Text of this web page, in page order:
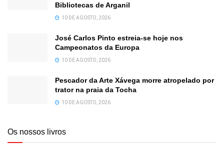
Bibliotecas de Arganil
10 DE AGOSTO, 2026
José Carlos Pinto estreia-se hoje nos
Campeonatos da Europa
10 DE AGOSTO, 2026
Pescador da Arte Xávega morre atropelado por
trator na praia da Tocha
10 DE AGOSTO, 2026
Os nossos livros